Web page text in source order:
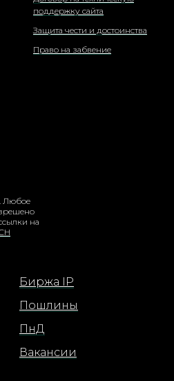
поддержку сайта
Защита чести и достоинства
Право на забвение
Любое
на
Биржа IP
Пошлины
ПнД
Вакансии